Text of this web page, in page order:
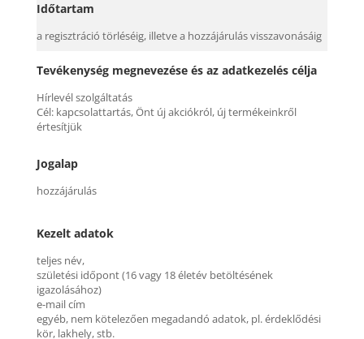
Időtartam
a regisztráció törléséig, illetve a hozzájárulás visszavonásáig
Tevékenység megnevezése és az adatkezelés célja
Hírlevél szolgáltatás
Cél: kapcsolattartás, Önt új akciókról, új termékeinkről
értesítjük
Jogalap
hozzájárulás
Kezelt adatok
teljes név,
születési időpont (16 vagy 18 életév betöltésének
igazolásához)
e-mail cím
egyéb, nem kötelezően megadandó adatok, pl. érdeklődési
kör, lakhely, stb.